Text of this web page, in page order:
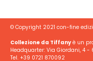
© Copyright 2021 con-fine
Collezione da Tiffanyè un
Headquarter: Via Giordani, 4 -
Tel. +39 0721 870092